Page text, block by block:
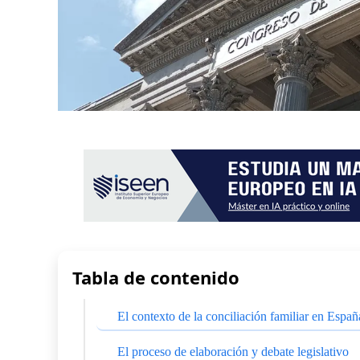
Tabla de contenido
El contexto de la conciliación familiar en
El proceso de elaboración y debate legislativo